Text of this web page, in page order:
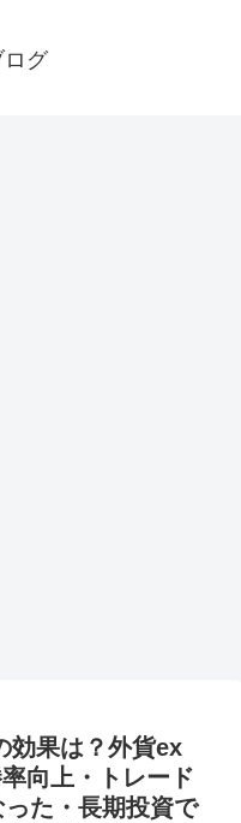
ログ
効果は？外貨ex
向上・トレード
た・長期投資で